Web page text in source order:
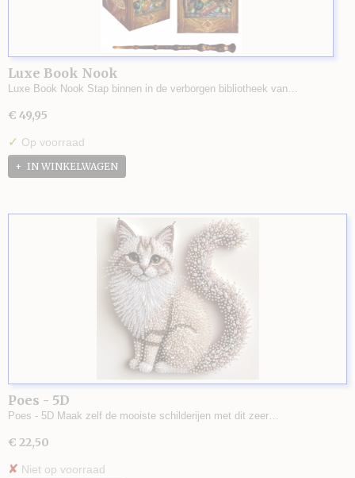
Luxe Book Nook
Luxe Book Nook Stap binnen in de verborgen bibliotheek van…
€ 49,95
✓ Op voorraad
IN WINKELWAGEN
Poes - 5D
Poes - 5D Maak zelf de mooiste schilderijen met dit zeer…
€ 22,50
✘ Niet op voorraad